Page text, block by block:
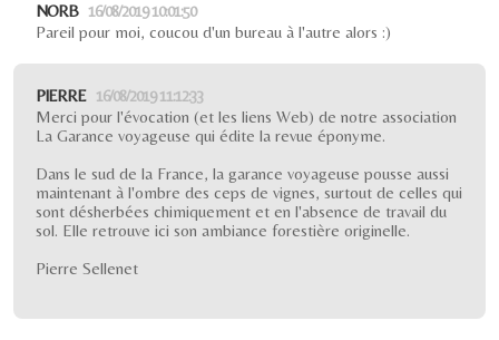
NORB 16/08/2019 10:01:50
Pareil pour moi, coucou d'un bureau à l'autre alors :)
PIERRE 16/08/2019 11:12:33
Merci pour l'évocation (et les liens Web) de notre association
La Garance voyageuse qui édite la revue éponyme.
Dans le sud de la France, la garance voyageuse pousse aussi
maintenant à l'ombre des ceps de vignes, surtout de celles qui
sont désherbées chimiquement et en l'absence de travail du
sol. Elle retrouve ici son ambiance forestière originelle.
Pierre Sellenet